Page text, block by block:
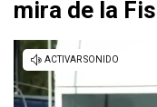
mira de la